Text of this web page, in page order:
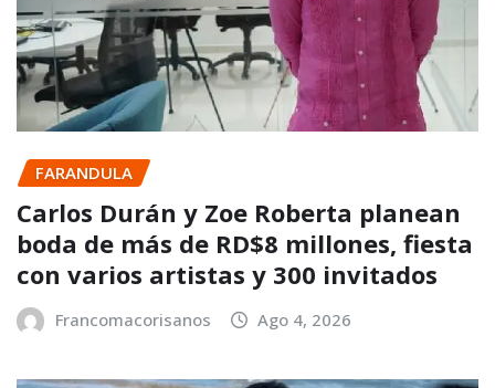
FARANDULA
Carlos Durán y Zoe Roberta planean
boda de más de RD$8 millones, fiesta
con varios artistas y 300 invitados
Francomacorisanos Ago 4, 2026